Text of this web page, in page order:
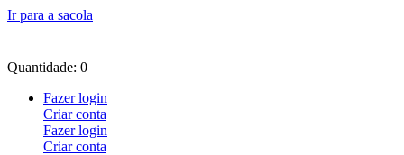
Ir para a sacola
Quantidade: 0
Fazer login
Criar conta
Fazer login
Criar conta